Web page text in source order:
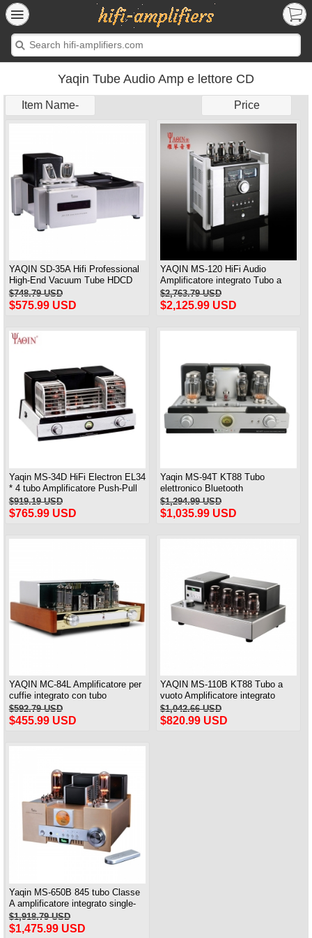
Yaqin Tube Audio Amp e lettore CD
Item Name- Price
YAQIN SD-35A Hifi Professional
High-End Vacuum Tube HDCD
Lettore CD
$748.79 USD
$575.99 USD
YAQIN MS-120 HiFi Audio
Amplificatore integrato Tubo a
vuoto KT120x4 Amplificatore
push-pull
$2,763.79 USD
$2,125.99 USD
Yaqin MS-34D HiFi Electron EL34
* 4 tubo Amplificatore Push-Pull
Bluetooth Amplificatore integrato
con telecomando
$919.19 USD
$765.99 USD
Yaqin MS-94T KT88 Tubo
elettronico Bluetooth
Amplificatore di potenza push-pull
Ingresso bilanciamento MM/MC
$1,294.99 USD
$1,035.99 USD
YAQIN MC-84L Amplificatore per
cuffie integrato con tubo
sottovuoto in classe A
$592.79 USD
$455.99 USD
YAQIN MS-110B KT88 Tubo a
vuoto Amplificatore integrato
Uscita cuffie
$1,042.66 USD
$820.99 USD
Yaqin MS-650B 845 tubo Classe
A amplificatore integrato single-
end
$1,918.79 USD
$1,475.99 USD